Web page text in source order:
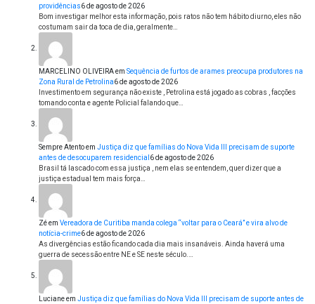
providências6 de agosto de 2026
Bom investigar melhor esta informação, pois ratos não tem hábito diurno, eles não
costumam sair da toca de dia, geralmente…
MARCELINO OLIVEIRAem Sequência de furtos de arames preocupa produtores na
Zona Rural de Petrolina6 de agosto de 2026
Investimento em segurança não existe , Petrolina está jogado as cobras , facções
tomando conta e agente Policial falando que…
Sempre Atentoem Justiça diz que famílias do Nova Vida III precisam de suporte
antes de desocuparem residencial 6 de agosto de 2026
Brasil tá lascado com essa justiça , nem elas se entendem, quer dizer que a
justiça estadual tem mais força…
Zéem Vereadora de Curitiba manda colega “voltar para o Ceará” e vira alvo de
notícia-crime6 de agosto de 2026
As divergências estão ficando cada dia mais insanáveis. Ainda haverá uma
guerra de secessão entre NE e SE neste século.…
Lucianeem Justiça diz que famílias do Nova Vida III precisam de suporte antes de